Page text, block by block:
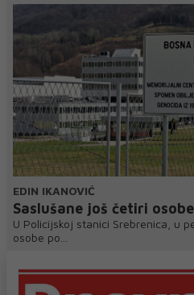
EDIN IKANOVIĆ
Saslušane još četiri
U Policijskoj stanici Srebrenica, u
osobe po...